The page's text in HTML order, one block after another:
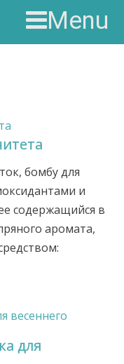
Menu
бомбу для
и
содержащийся в
аромата,
для